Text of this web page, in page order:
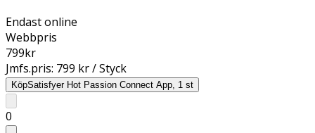
Endast online
Webbpris
799kr
Jmfs.pris: 799 kr / Styck
KöpSatisfyer Hot Passion Connect App, 1 st
0